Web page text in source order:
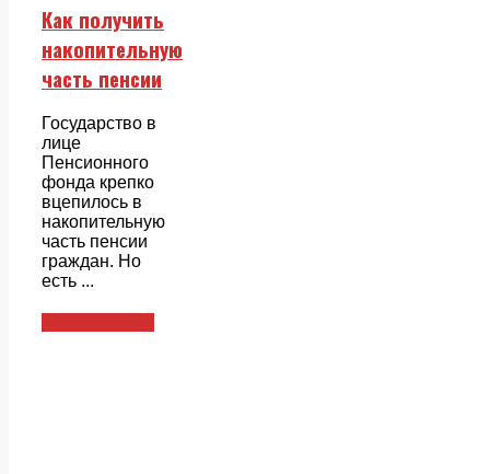
Как получить
накопительную
часть пенсии
Государство в
лице
Пенсионного
фонда крепко
вцепилось в
накопительную
часть пенсии
граждан. Но
есть ...